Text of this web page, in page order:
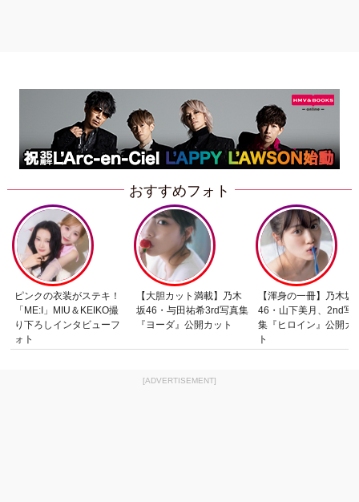
おすすめフォト
ピンクの衣装がステキ！
「ME:I」MIU＆KEIKO撮
り下ろしインタビューフ
ォト
【大胆カット満載】乃木
坂46・与田祐希3rd写真集
『ヨーダ』公開カット
【渾身の一冊】乃木坂
46・山下美月、2nd写
集『ヒロイン』公開カ
ト
[ADVERTISEMENT]